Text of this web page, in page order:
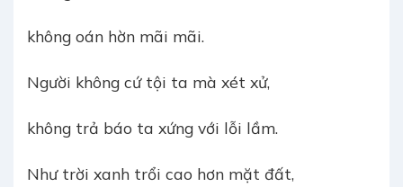
không oán hờn mãi mãi.
Người không cứ tội ta mà xét xử,
không trả báo ta xứng với lỗi lầm.
Như trời xanh trổi cao hơn mặt đất,